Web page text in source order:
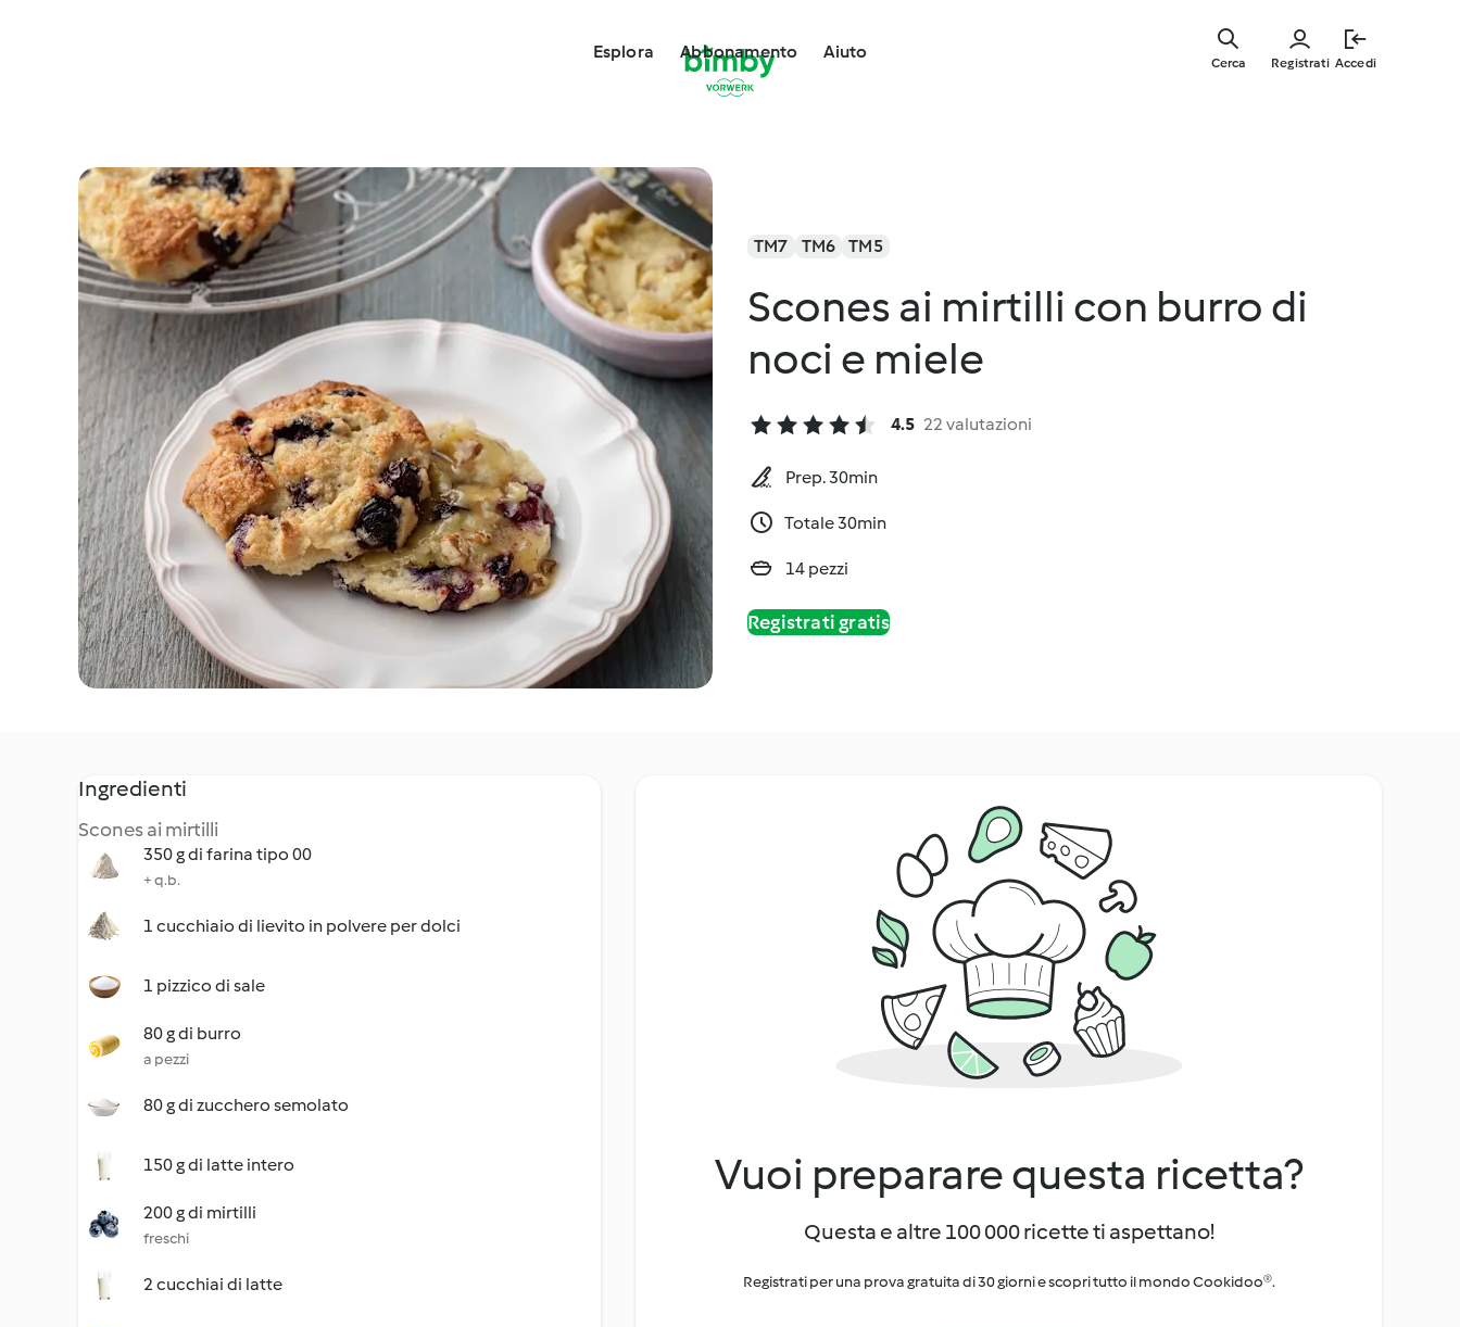
Esplora Abbonamento Aiuto
Registrati Accedi
Cerca
TM7 TM6 TM5
Scones ai mirtilli con burro di
noci e miele
4.5 22 valutazioni
Prep. 30min
Totale 30min
14 pezzi
Registrati gratis
Ingredienti
Scones ai mirtilli
350 g di farina tipo 00
+ q.b.
1 cucchiaio di lievito in polvere per dolci
1 pizzico di sale
80 g di burro
a pezzi
80 g di zucchero semolato
150 g di latte intero
200 g di mirtilli
freschi
2 cucchiai di latte
Vuoi preparare questa ricetta?
Questa e altre 100 000 ricette ti aspettano!
Registrati per una prova gratuita di 30 giorni e scopri tutto il mondo Cookidoo®.